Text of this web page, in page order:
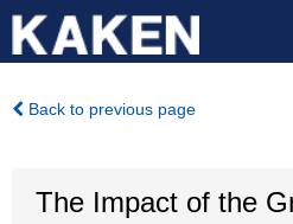
Back to previous page
The Impact of the